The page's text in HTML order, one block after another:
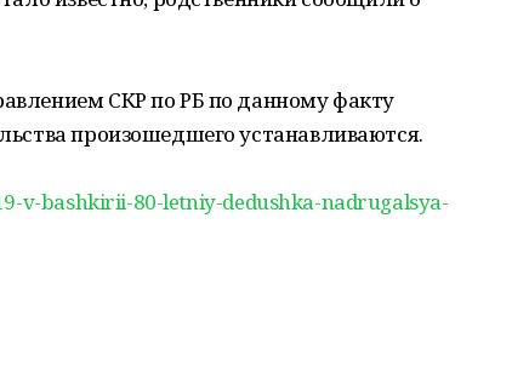
СКР по РБ по данному факту
произошедшего устанавливаются.
v-bashkirii-80-letniy-dedushka-nadrugalsya-